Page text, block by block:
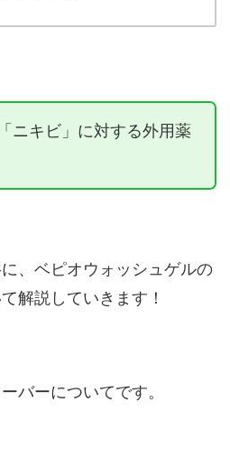
ニキビ」に対する外用薬
、ベピオウォッシュゲルの
解説していきます！
バーについてです。